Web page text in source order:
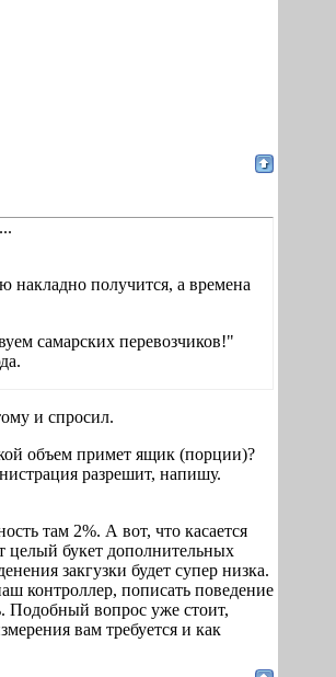
накладно получится, а времена
самарских перевозчиков!"
и спросил.
объем примет ящик (порции)?
разрешит, напишу.
там 2%. А вот, что касается
целый букет дополнительных
закгузки будет супер низка.
контроллер, пописать поведение
Подобный вопрос уже стоит,
вам требуется и как